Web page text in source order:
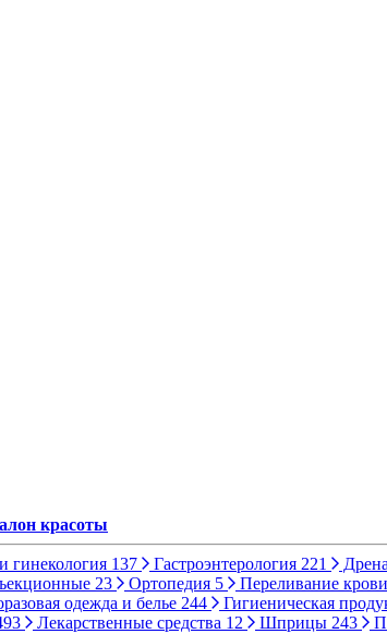
красоты
гинекология 137 Гастроэнтерология 221
23 Ортопедия 5 Переливание крови
одежда и белье 244 Гигиеническая
Лекарственные средства 12 Шприцы 243